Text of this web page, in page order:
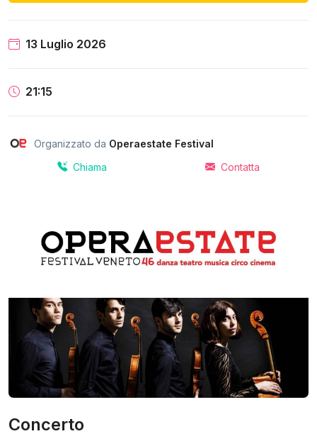
13 Luglio 2026
21:15
Organizzato da Operaestate Festival
Chiama
Contatta
Concerto